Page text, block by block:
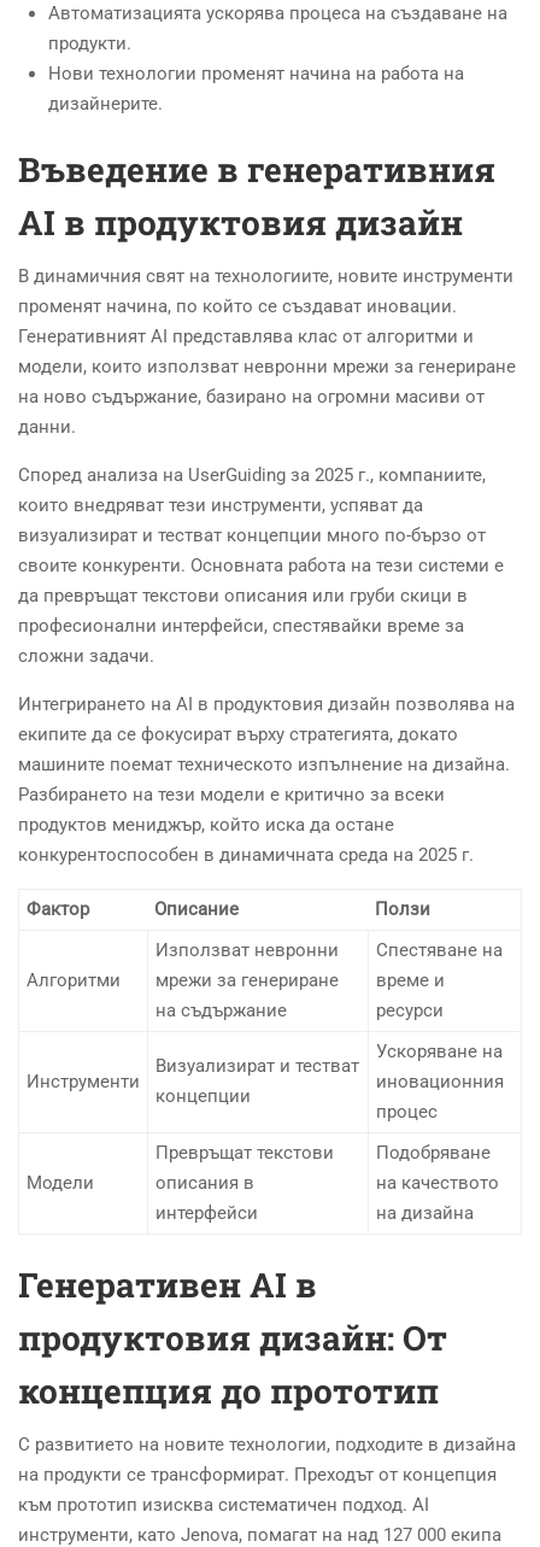
Автоматизацията ускорява процеса на създаване на
продукти.
Нови технологии променят начина на работа на
дизайнерите.
Въведение в генеративния
AI в продуктовия дизайн
В динамичния свят на технологиите, новите инструменти
променят начина, по който се създават иновации.
Генеративният AI представлява клас от алгоритми и
модели, които използват невронни мрежи за генериране
на ново съдържание, базирано на огромни масиви от
данни.
Според анализа на UserGuiding за 2025 г., компаниите,
които внедряват тези инструменти, успяват да
визуализират и тестват концепции много по-бързо от
своите конкуренти. Основната работа на тези системи е
да превръщат текстови описания или груби скици в
професионални интерфейси, спестявайки време за
сложни задачи.
Интегрирането на AI в продуктовия дизайн позволява на
екипите да се фокусират върху стратегията, докато
машините поемат техническото изпълнение на дизайна.
Разбирането на тези модели е критично за всеки
продуктов мениджър, който иска да остане
конкурентоспособен в динамичната среда на 2025 г.
Фактор Описание Ползи
Алгоритми
Използват невронни
мрежи за генериране
на съдържание
Спестяване на
време и
ресурси
Инструменти
Визуализират и тестват
концепции
Ускоряване на
иновационния
процес
Модели
Превръщат текстови
описания в
интерфейси
Подобряване
на качеството
на дизайна
ГенеративенAI в
продуктовия дизайн: От
концепция до прототип
С развитието на новите технологии, подходите в дизайна
на продукти се трансформират. Преходът от концепция
към прототип изисква систематичен подход. AI
инструменти, като Jenova, помагат на над 127 000 екипа